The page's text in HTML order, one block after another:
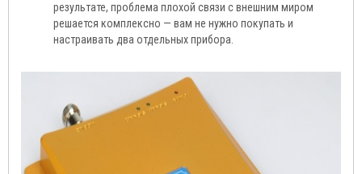
результате, проблема плохой связи с внешним миром
решается комплексно — вам не нужно покупать и
настраивать два отдельных прибора.